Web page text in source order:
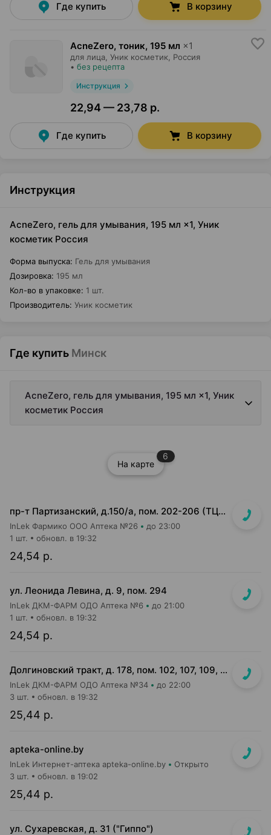
Где купить В корзину
AcneZero, тоник, 195 мл ×1
для лица, Уник косметик , Россия
• без рецепта
Инструкция
22,94 — 23,78 р.
Где купить В корзину
Инструкция
AcneZero, гель для умывания, 195 мл ×1, Уник
косметик Россия
Форма выпуска: Гель для умывания
Дозировка: 195 мл
Кол-во в упаковке: 1 шт.
Производитель: Уник косметик
Где купить Минск
AcneZero, гель для умывания, 195 мл ×1, Уник
косметик Россия
На карте
6
пр-т Партизанский, д.150/а, пом. 202-206 (ТЦ "Момо")
InLek Фармико ООО Аптека №26 до 23:00
24,54 р.
1 шт. обновл. в 19:32
ул. Леонида Левина, д. 9, пом. 294
InLek ДКМ-ФАРМ ОДО Аптека №6 до 21:00
24,54 р.
1 шт. обновл. в 19:32
Долгиновский тракт, д. 178, пом. 102, 107, 109, 112, 114 (ТЦ "ALL")
InLek ДКМ-ФАРМ ОДО Аптека №34 до 22:00
25,44 р.
3 шт. обновл. в 19:32
apteka-online.by
InLek Интернет-аптека apteka-online.by Открыто
25,44 р.
3 шт. обновл. в 19:02
ул. Сухаревская, д. 31 ("Гиппо")